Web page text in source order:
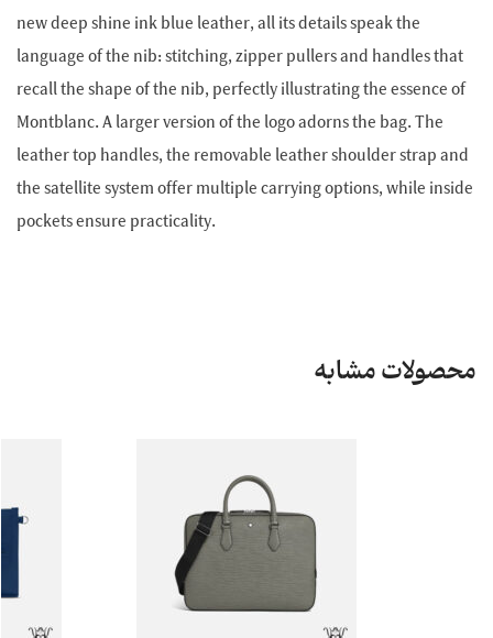
new deep shine ink blue leather, all its details speak the
language of the nib: stitching, zipper pullers and handles that
recall the shape of the nib, perfectly illustrating the essence of
Montblanc. A larger version of the logo adorns the bag. The
leather top handles, the removable leather shoulder strap and
the satellite system offer multiple carrying options, while inside
pockets ensure practicality.
محصولات مشابه